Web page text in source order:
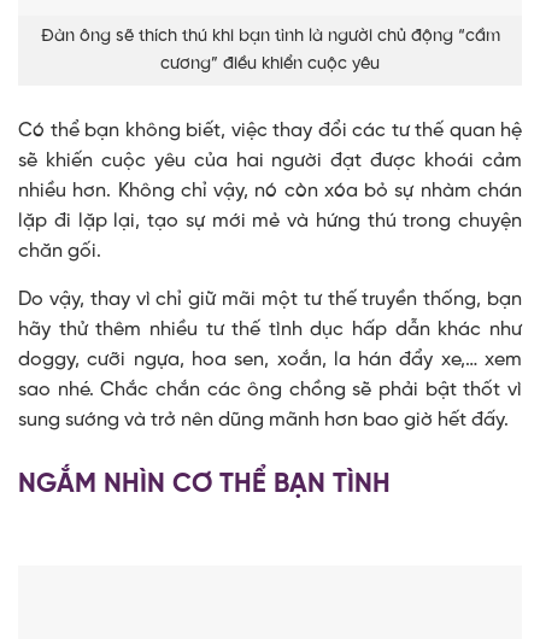
Đàn ông sẽ thích thú khi bạn tình là người chủ động “cầm
cương” điều khiển cuộc yêu
Có thể bạn không biết, việc thay đổi các tư thế quan hệ
sẽ khiến cuộc yêu của hai người đạt được khoái cảm
nhiều hơn. Không chỉ vậy, nó còn xóa bỏ sự nhàm chán
lặp đi lặp lại, tạo sự mới mẻ và hứng thú trong chuyện
chăn gối.
Do vậy, thay vì chỉ giữ mãi một tư thế truyền thống, bạn
hãy thử thêm nhiều tư thế tình dục hấp dẫn khác như
doggy, cưỡi ngựa, hoa sen, xoắn, la hán đẩy xe,… xem
sao nhé. Chắc chắn các ông chồng sẽ phải bật thốt vì
sung sướng và trở nên dũng mãnh hơn bao giờ hết đấy.
NGẮM NHÌN CƠ THỂ BẠN TÌNH